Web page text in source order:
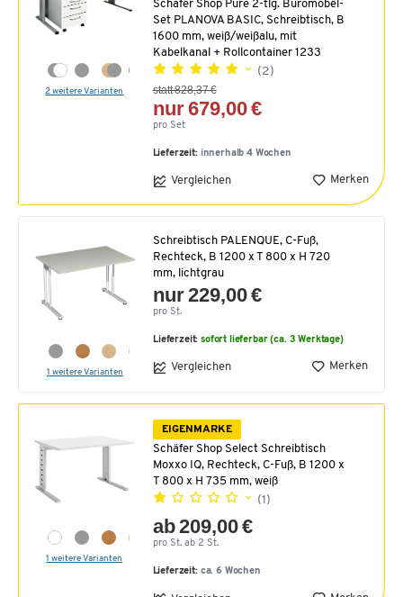
2 weitere Varianten
Schäfer Shop Pure 2-tlg. Büromöbel-
Set PLANOVA BASIC, Schreibtisch, B
1600 mm, weiß/weißalu, mit
Kabelkanal + Rollcontainer 1233
(2)
statt 828,37 €
nur 679,00 €
pro Set
Lieferzeit: innerhalb 4 Wochen
Vergleichen Merken
1 weitere Varianten
Schreibtisch PALENQUE, C-Fuß,
Rechteck, B 1200 x T 800 x H 720
mm, lichtgrau
nur 229,00 €
pro St.
Lieferzeit:sofort lieferbar (ca. 3 Werktage)
Vergleichen Merken
1 weitere Varianten
EIGENMARKE
Schäfer Shop Select Schreibtisch
Moxxo IQ, Rechteck, C-Fuß, B 1200 x
T 800 x H 735 mm, weiß
(1)
ab 209,00 €
pro St. ab 2 St.
Lieferzeit: ca. 6 Wochen